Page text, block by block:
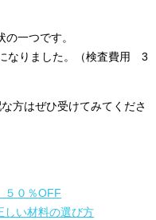
一つです。
なりました。（検査費用 3
方はぜひ受けてみてくださ
０％OFF
しい材料の選び方